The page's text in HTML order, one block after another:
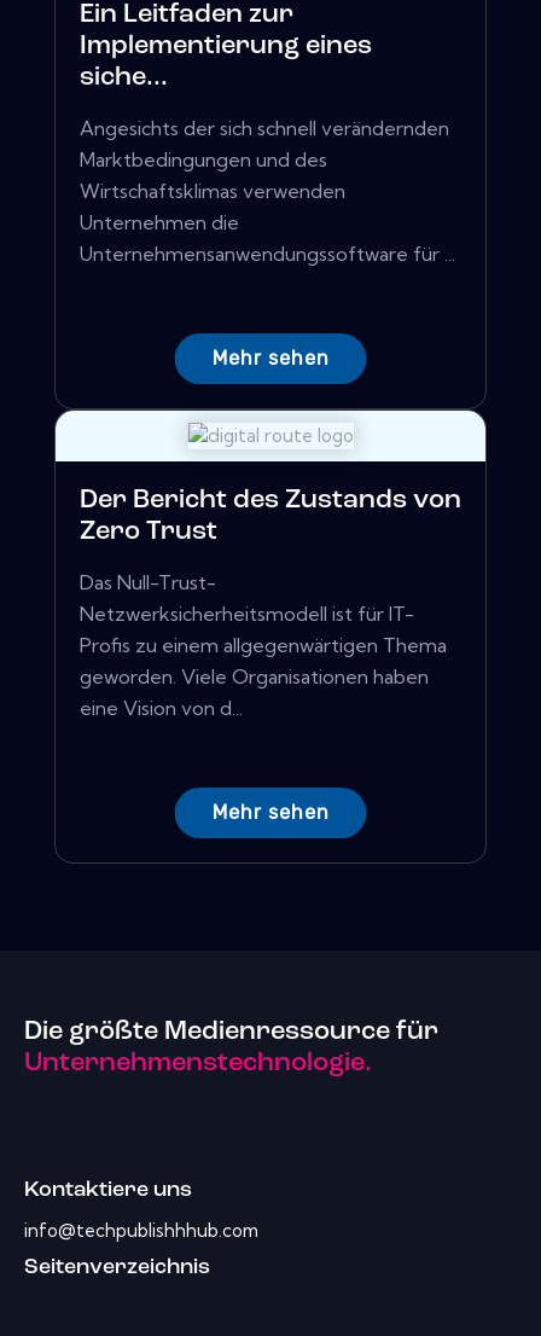
Ein Leitfaden zur
Implementierung eines
siche...
Angesichts der sich schnell verändernden
Marktbedingungen und des
Wirtschaftsklimas verwenden
Unternehmen die
Unternehmensanwendungssoftware für ...
Mehr sehen
Der Bericht des Zustands von
Zero Trust
Das Null-Trust-
Netzwerksicherheitsmodell ist für IT-
Profis zu einem allgegenwärtigen Thema
geworden. Viele Organisationen haben
eine Vision von d...
Mehr sehen
Die größte Medienressource für
Unternehmenstechnologie.
Kontaktiere uns
info@techpublishhhub.com
Seitenverzeichnis